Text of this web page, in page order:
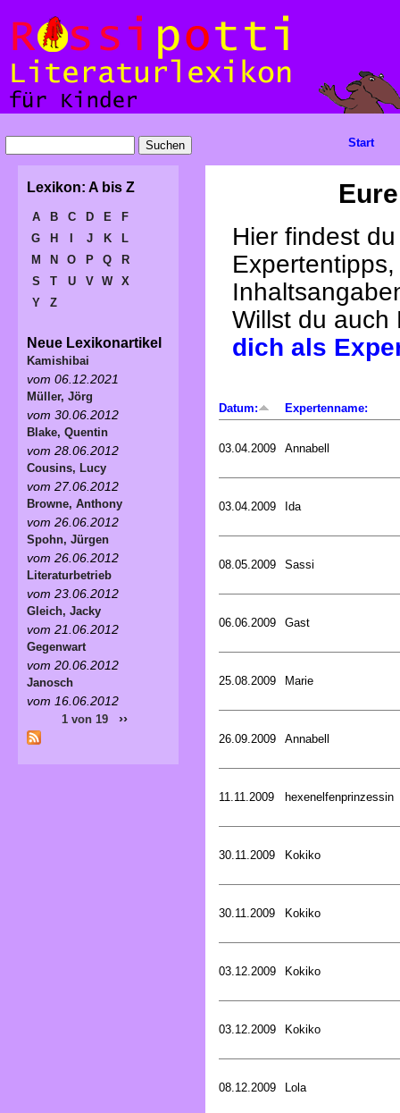
Hier findest
Willst du
dich als
Datum: Expertenname:
03.04.2009 Annabell
03.04.2009 Ida
08.05.2009 Sassi
06.06.2009 Gast
25.08.2009 Marie
26.09.2009 Annabell
11.11.2009 hexenelfenprinzessin
30.11.2009 Kokiko
30.11.2009 Kokiko
03.12.2009 Kokiko
03.12.2009 Kokiko
08.12.2009 Lola
Start
Lexikon: A bis Z
A B C D E
F
G
H J K
L
M
N O P Q
R
S
T U V W
X
Y
Z
Neue Lexikonartikel
Kamishibai
vom 06.12.2021
Müller, Jörg
vom 30.06.2012
Blake, Quentin
vom 28.06.2012
Cousins, Lucy
vom 27.06.2012
Browne, Anthony
vom 26.06.2012
Spohn, Jürgen
vom 26.06.2012
Literaturbetrieb
vom 23.06.2012
Gleich, Jacky
vom 21.06.2012
Gegenwart
vom 20.06.2012
Janosch
vom 16.06.2012
1 von 19 ››